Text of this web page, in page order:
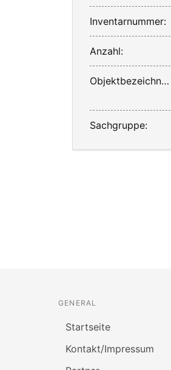
Inventarnummer:
Anzahl:
Objektbezeichnung:
Sachgruppe:
GENERAL
Startseite
Kontakt/Impressum